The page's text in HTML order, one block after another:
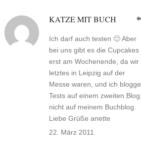
KATZE MIT BUCH
Ich darf auch testen 🙂 Aber
bei uns gibt es die Cupcakes
erst am Wochenende, da wir
letztes in Leipzig auf der
Messe waren, und ich blogge
Tests auf einem zweiten Blog,
nicht auf meinem Buchblog.
Liebe Grüße anette
22. März 2011